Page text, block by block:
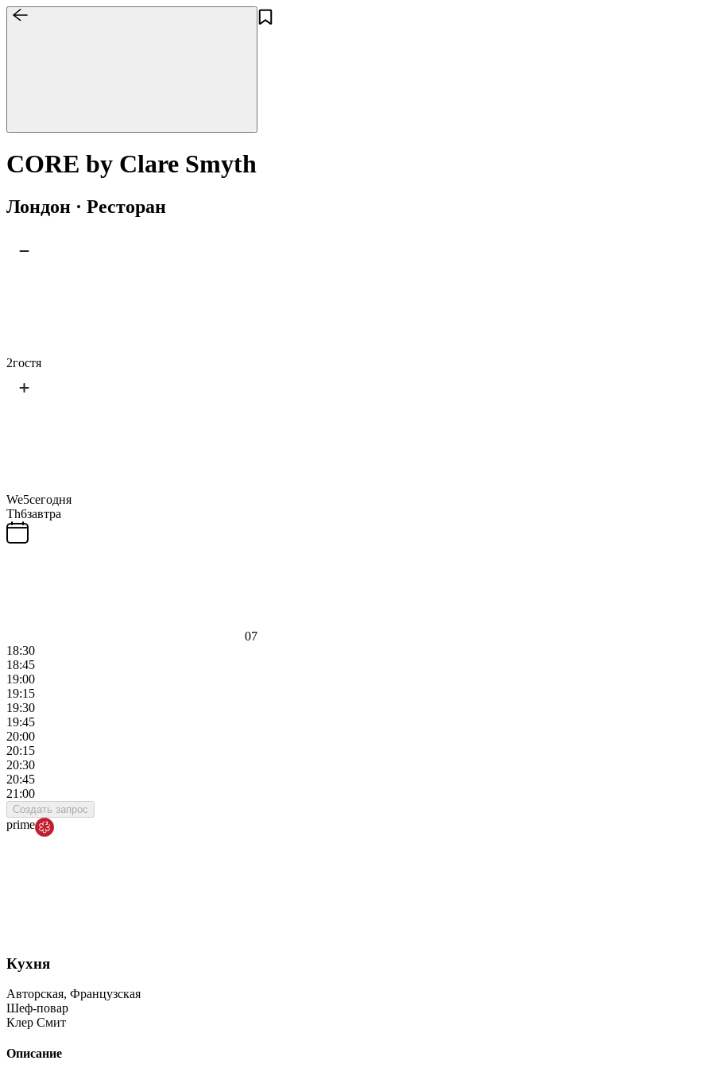
CORE by Clare Smyth
Лондон · Ресторан
2гостя
We5сегодня
Th6завтра
07
18:30
18:45
19:00
19:15
19:30
19:45
20:00
20:15
20:30
20:45
21:00
Создать запрос
prime
Кухня
Авторская, Французская
Шеф-повар
Клер Смит
Описание